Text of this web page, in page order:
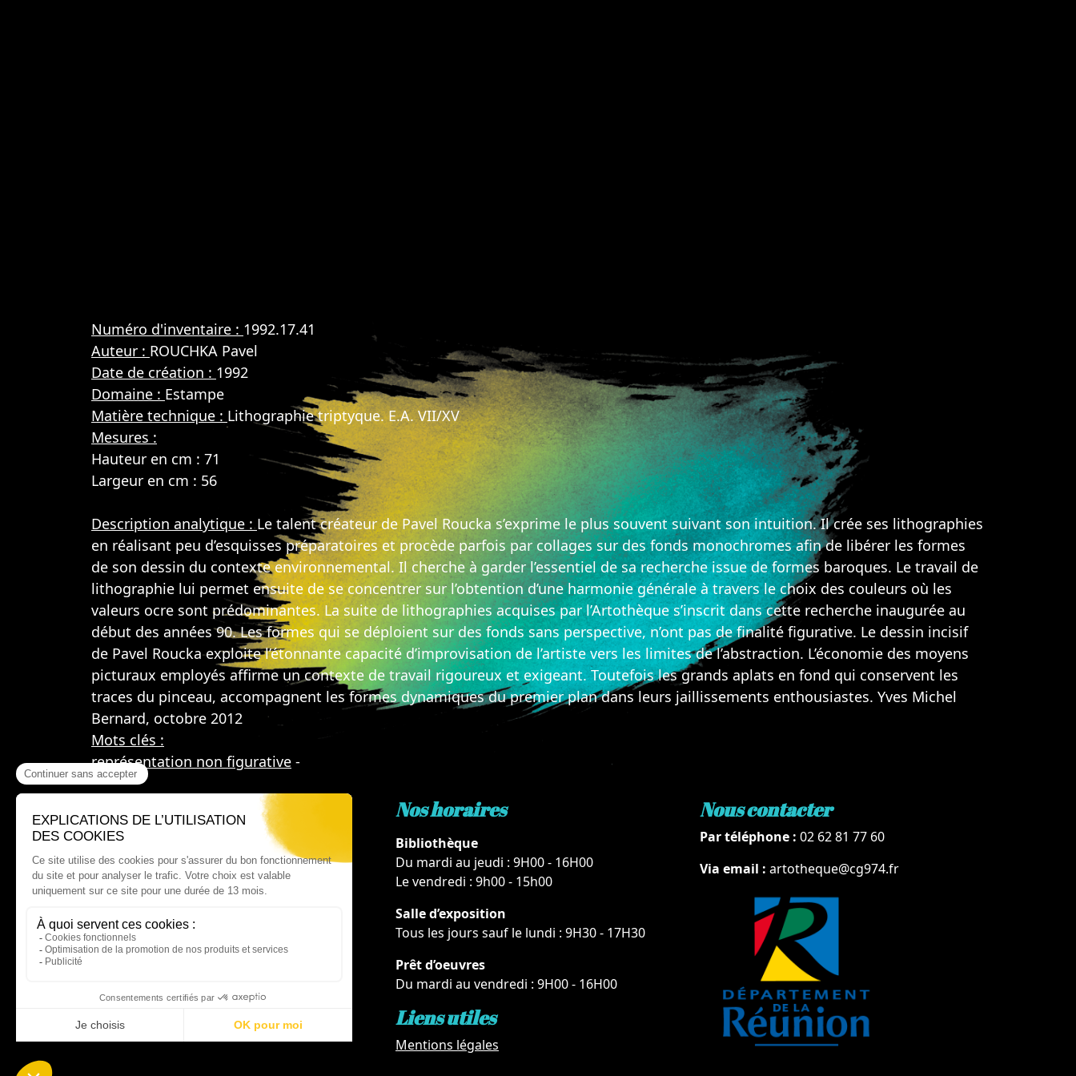
Numéro d'inventaire : 1992.17.41
Auteur : ROUCHKA Pavel
Date de création : 1992
Domaine : Estampe
Matière technique : Lithographie triptyque. E.A. VII/XV
Mesures :
Hauteur en cm : 71
Largeur en cm : 56
Description analytique :Le talent créateur de Pavel Roucka s’exprime le plus souvent suivant son intuition. Il crée ses lithographies
en réalisant peu d’esquisses préparatoires et procède parfois par collages sur des fonds monochromes afin de libérer les formes
de son dessin du contexte environnemental. Il cherche à garder l’essentiel de sa recherche issue de formes baroques. Le travail de
lithographie lui permet ensuite de se concentrer sur l’obtention d’une harmonie générale à travers le choix des couleurs où les
valeurs ocre sont prédominantes. La suite de lithographies acquises par l’Artothèque s’inscrit dans cette recherche inaugurée au
début des années 90. Les formes qui se déploient sur des fonds sans perspective, n’ont pas de finalité figurative. Le dessin incisif
de Pavel Roucka exploite l’étonnante capacité d’improvisation de l’artiste vers les limites de l’abstraction. L’économie des moyens
picturaux employés affirme un contexte de travail rigoureux et exigeant. Toutefois les grands aplats en fond qui conservent les
traces du pinceau, accompagnent les formes dynamiques du premier plan dans leurs jaillissements enthousiastes. Yves Michel
Bernard, octobre 2012
Mots clés :
représentation non figurative -
Où nous trouver ?
60 rue Victor Le Vigoureux,
97410 Saint Pierre
Nos horaires
Bibliothèque
Du mardi au jeudi : 9H00 - 16H00
Le vendredi : 9h00 - 15h00
Salle d’exposition
Tous les jours sauf le lundi : 9H30 - 17H30
Prêt d’oeuvres
Du mardi au vendredi : 9H00 - 16H00
Liens utiles
Mentions légales
Nous contacter
Par téléphone : 02 62 81 77 60
Via email : artotheque@cg974.fr